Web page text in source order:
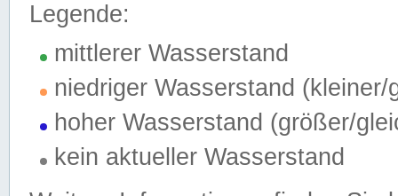
Legende:
mittlerer Wasserstand
niedriger Wasserstand (kleiner/
hoher Wasserstand (größer/
kein aktueller Wasserstand